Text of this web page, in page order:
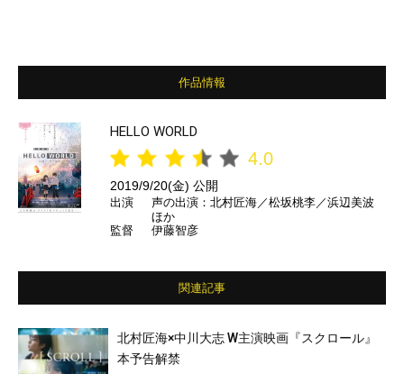
作品情報
HELLO WORLD
4.0
2019/9/20(金) 公開
出演
声の出演：北村匠海／松坂桃李／浜辺美波
ほか
監督
伊藤智彦
関連記事
北村匠海×中川大志 W主演映画『スクロール』
本予告解禁